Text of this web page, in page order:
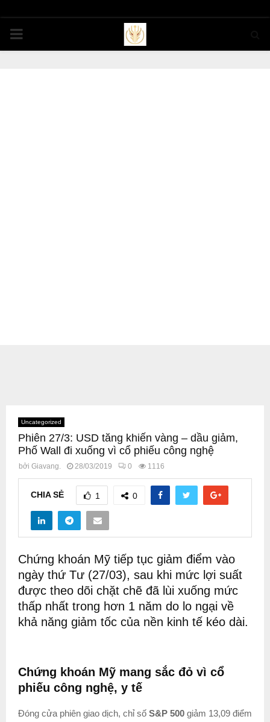
PRIMARY
Uncategorized
Phiên 27/3: USD tăng khiến vàng – dầu giảm,
Phố Wall đi xuống vì cổ phiếu công nghệ
bởi Giavang. 28/03/2019 0 1116
CHIA SẺ 1 0
Chứng khoán Mỹ tiếp tục giảm điểm vào
ngày thứ Tư (27/03), sau khi mức lợi suất
được theo dõi chặt chẽ đã lùi xuống mức
thấp nhất trong hơn 1 năm do lo ngại về
khả năng giảm tốc của nền kinh tế kéo dài.
Chứng khoán Mỹ mang sắc đỏ vì cổ
phiếu công nghệ, y tế
Đóng cửa phiên giao dịch, chỉ số S&P 500 giảm 13,09 điểm